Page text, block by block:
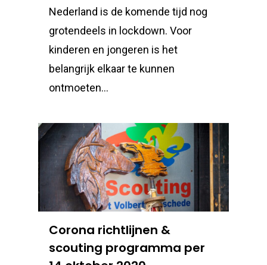
Nederland is de komende tijd nog
grotendeels in lockdown. Voor
kinderen en jongeren is het
belangrijk elkaar te kunnen
ontmoeten...
Corona richtlijnen &
scouting programma per